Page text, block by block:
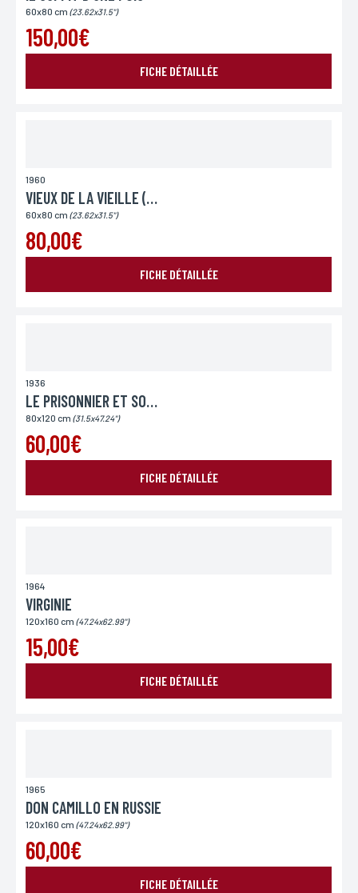
Conformément à la loi «informatique et Libertés» du 06,01,1978 modifié en 2004, vous pouvez
pour des motifs légitimes, au traitement informatiques de vos coordonnées, bénéficiez d’un
L’Incartade - 51 rue Basse, 59800 Lille.
60x80 cm (23.62x31.5")
150,00€
FICHE DÉTAILLÉE
1960
VIEUX DE LA VIEILLE (LES)
60x80 cm (23.62x31.5")
80,00€
FICHE DÉTAILLÉE
1936
LE PRISONNIER ET SON CHAMEAU
80x120 cm (31.5x47.24")
60,00€
FICHE DÉTAILLÉE
1964
VIRGINIE
120x160 cm (47.24x62.99")
15,00€
FICHE DÉTAILLÉE
1965
DON CAMILLO EN RUSSIE
120x160 cm (47.24x62.99")
60,00€
FICHE DÉTAILLÉE